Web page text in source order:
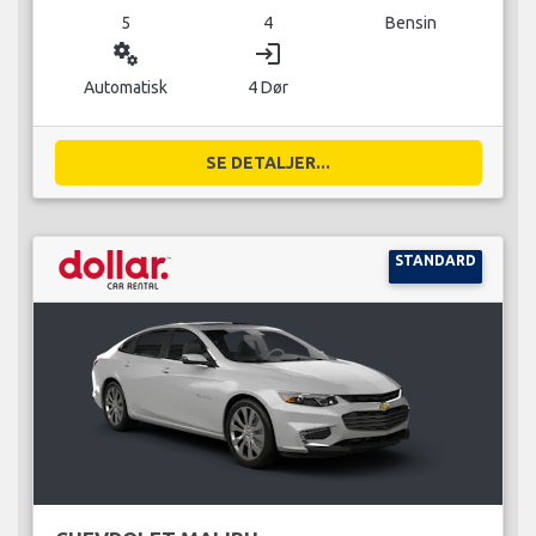
5 4 Bensin
miscellaneous_services
Automatisk
login
4 Dør
SE DETALJER...
STANDARD